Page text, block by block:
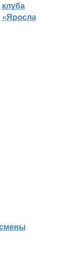
клуба
«Ярославич»